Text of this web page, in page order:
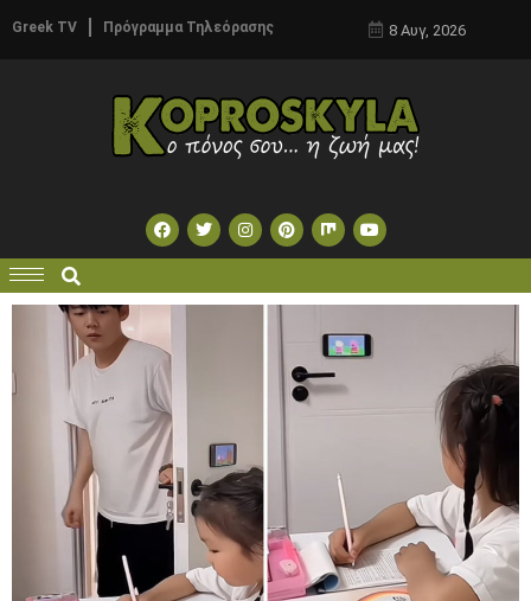
Greek TV Πρόγραμμα Τηλεόρασης 8 Αυγ, 2026